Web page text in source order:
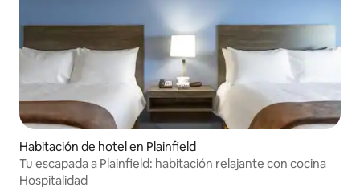
Habitación de hotel en Plainfield
Tu escapada a Plainfield: habitación relajante con cocina
Hospitalidad